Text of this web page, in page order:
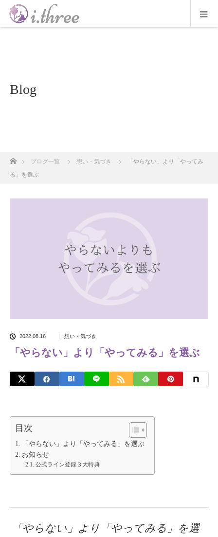
Blog
ホームブログ一覧 想い・気づき
「やらない」より「やってみ
る」を選ぶ
2022.08.16 想い・気づき
「やらない」より「やってみる」を選ぶ
目次
「やらない」より「やってみる」を選ぶ
お知らせ
公式ライン登録３大特典
「やらない」より「やってみる」を選